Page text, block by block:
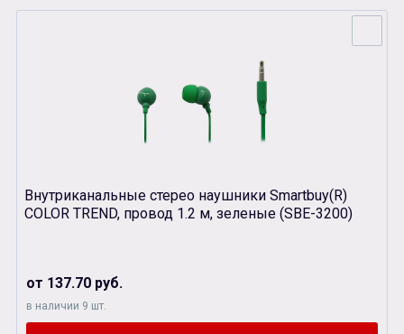
Внутриканальные стерео наушники Smartbuy(R)
COLOR TREND, провод 1.2 м, зеленые (SBЕ-3200)
от 137.70 руб.
в наличии 9 шт.